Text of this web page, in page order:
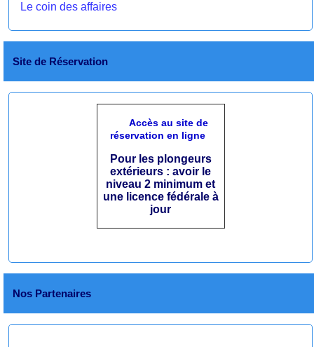
Le coin des affaires
Site de Réservation
Accès au site de
réservation en ligne
Pour les plongeurs
extérieurs : avoir le
niveau 2 minimum et
une licence fédérale à
jour
Nos Partenaires